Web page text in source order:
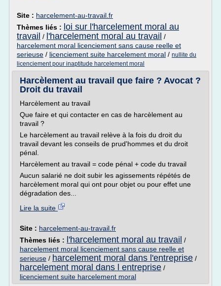
Site : harcelement-au-travail.fr
Thèmes liés : loi sur l'harcelement moral au
travail / l'harcelement moral au travail /
harcelement moral licenciement sans cause reelle et
serieuse / licenciement suite harcelement moral / nullite du
licenciement pour inaptitude harcelement moral
Harcèlement au travail que faire ? Avocat ?
Droit du travail
Harcèlement au travail
Que faire et qui contacter en cas de harcèlement au
travail ?
Le harcèlement au travail relève à la fois du droit du
travail devant les conseils de prud'hommes et du droit
pénal.
Harcèlement au travail = code pénal + code du travail
Aucun salarié ne doit subir les agissements répétés de
harcèlement moral qui ont pour objet ou pour effet une
dégradation des...
Lire la suite
Site : harcelement-au-travail.fr
Thèmes liés :
l'harcelement moral au travail /
harcelement moral licenciement sans cause reelle et
serieuse / harcelement moral dans l'entreprise /
harcelement moral dans l entreprise /
licenciement suite harcelement moral